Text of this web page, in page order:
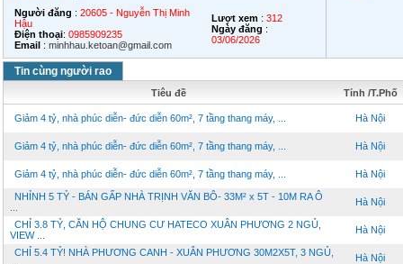
Người đăng : 20605 - Nguyễn Thị Minh
Hậu
Điện thoại: 0985909235
Email : minhhau.ketoan@gmail.com
Lượt xem : 312
Ngày đăng :
03/06/2026
Tin cùng người rao
Tiêu đề Tỉnh /T.Phố
Giảm 4 tỷ, nhà phúc diễn- đức diễn 60m², 7 tầng thang máy, ... Hà Nội
Giảm 4 tỷ, nhà phúc diễn- đức diễn 60m², 7 tầng thang máy, ... Hà Nội
Giảm 4 tỷ, nhà phúc diễn- đức diễn 60m², 7 tầng thang máy, ... Hà Nội
NHỈNH 5 TỶ - BÁN GẤP NHÀ TRỊNH VĂN BÔ- 33M² x 5T - 10M RA Ô
Hà Nội
CHỈ 3.8 TỶ, CĂN HỘ CHUNG CƯ HATECO XUÂN PHƯƠNG 2 NGỦ,
VIEW ...
Hà Nội
CHỈ 5.4 TỶ! NHÀ PHƯƠNG CANH - XUÂN PHƯƠNG 30M2X5T, 3 NGỦ,
Hà Nội